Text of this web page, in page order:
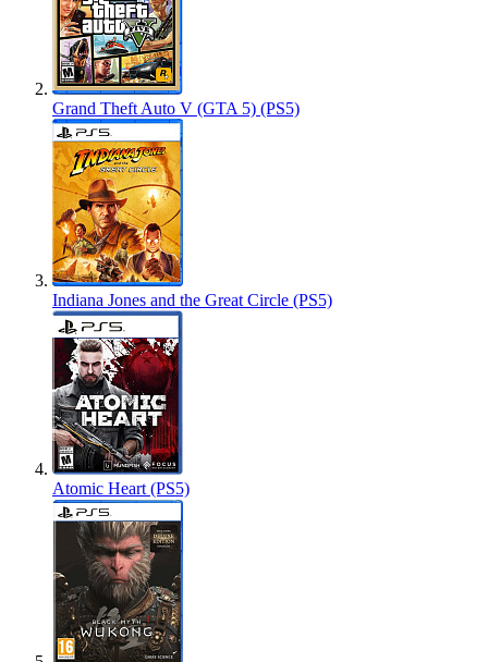
Grand Theft Auto V (GTA 5) (PS5)
Indiana Jones and the Great Circle (PS5)
Atomic Heart (PS5)